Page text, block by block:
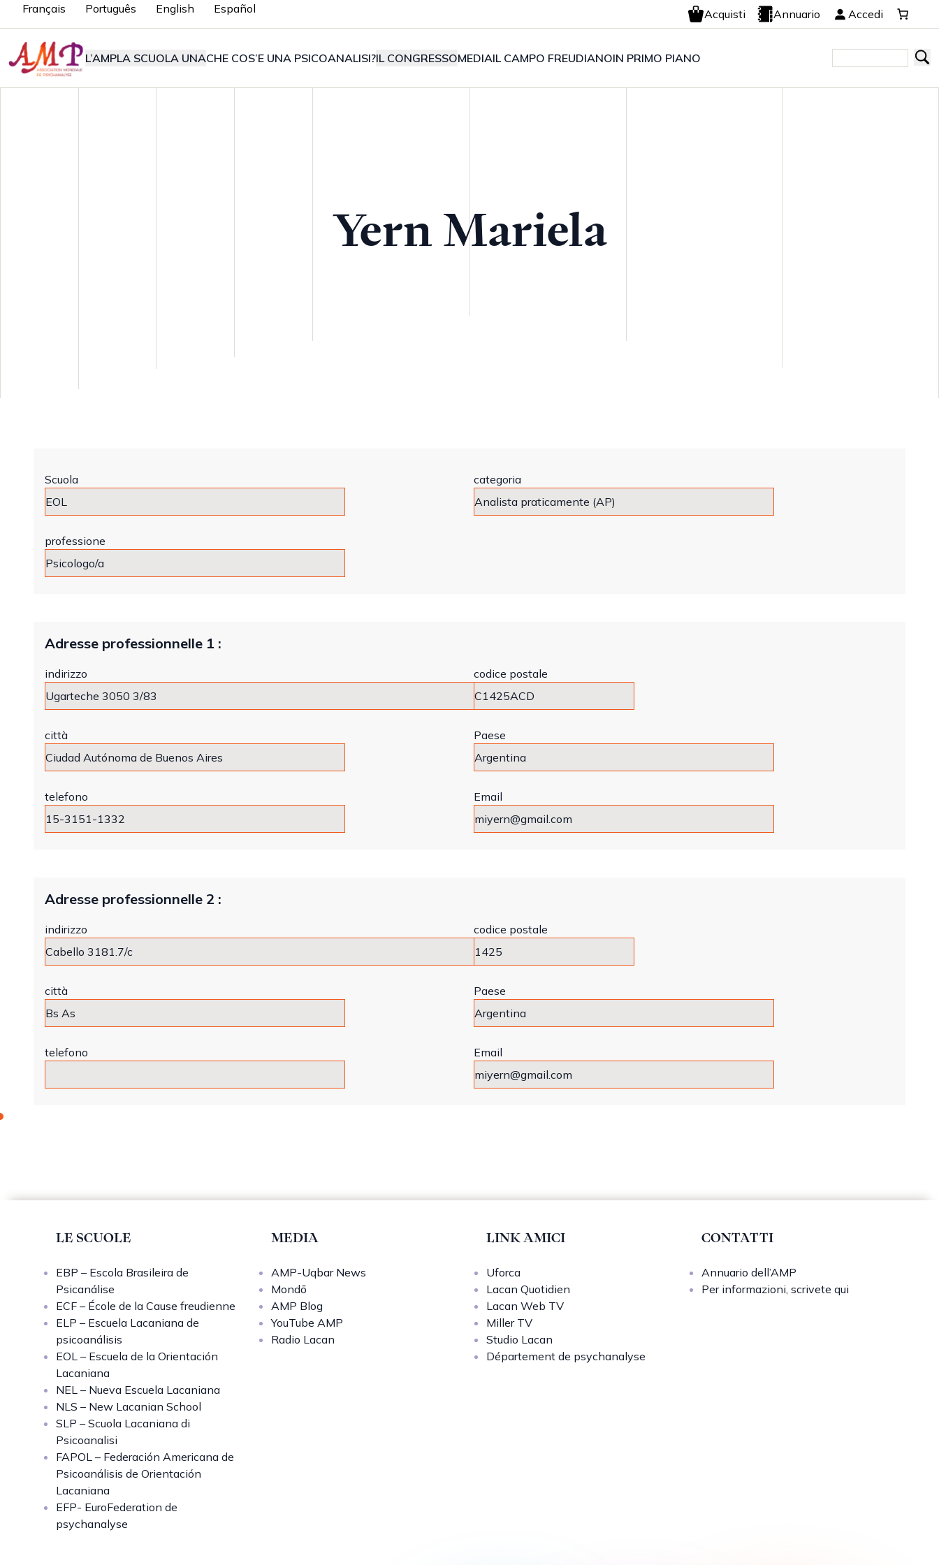
Français Português English Español Acquisti Annuario Accedi
L’AMPLA SCUOLA UNACHE COS’E UNA PSICOANALISI?IL CONGRESSOMEDIAIL CAMPO FREUDIANOIN PRIMO PIANO
Yern Mariela
Scuola categoria
professione
Adresse professionnelle 1 :
indirizzo codice postale
città Paese
telefono Email
Adresse professionnelle 2 :
indirizzo codice postale
città Paese
telefono Email
LE SCUOLE
EBP – Escola Brasileira de
Psicanálise
ECF – École de la Cause freudienne
ELP – Escuela Lacaniana de
psicoanálisis
EOL – Escuela de la Orientación
Lacaniana
NEL – Nueva Escuela Lacaniana
NLS – New Lacanian School
SLP – Scuola Lacaniana di
Psicoanalisi
FAPOL – Federación Americana de
Psicoanálisis de Orientación
Lacaniana
EFP- EuroFederation de
psychanalyse
MEDIA
AMP-Uqbar News
Mondō
AMP Blog
YouTube AMP
Radio Lacan
LINK AMICI
Uforca
Lacan Quotidien
Lacan Web TV
Miller TV
Studio Lacan
Département de psychanalyse
CONTATTI
Annuario dell’AMP
Per informazioni, scrivete qui